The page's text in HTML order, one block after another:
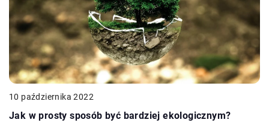
10 października 2022
Jak w prosty sposób być bardziej ekologicznym?